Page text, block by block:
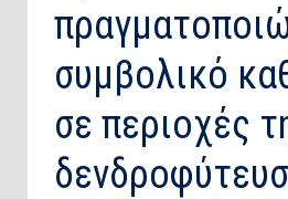
συμβολικό
σε περιοχές